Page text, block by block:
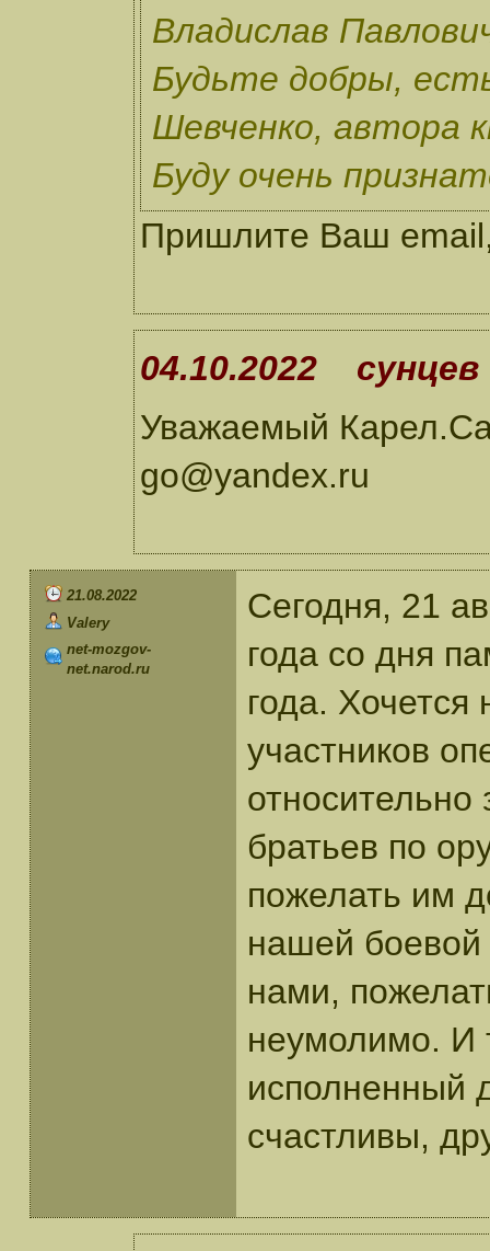
Владислав
Будьте добры,
Шевченко, автора
Буду очень
Пришлите Ваш
04.10.2022 сунцев
Уважаемый
go@yandex.ru
21.08.2022
Valery
net-mozgov-
net.narod.ru
Сегодня, 21
года со дня
года. Хочется
участников
относительно
братьев по
пожелать им
нашей боевой
нами,
неумолимо. И
исполненный
счастливы,